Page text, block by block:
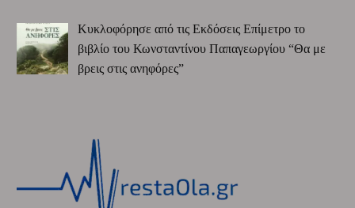
Κυκλοφόρησε από τις Εκδόσεις Επίμετρο το
βιβλίο του Κωνσταντίνου Παπαγεωργίου “Θα με
βρεις στις ανηφόρες”